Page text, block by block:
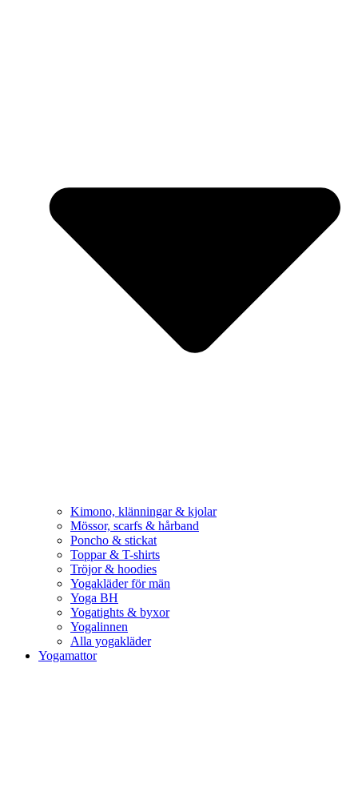
Kimono, klänningar & kjolar
Mössor, scarfs & hårband
Poncho & stickat
Toppar & T-shirts
Tröjor & hoodies
Yogakläder för män
Yoga BH
Yogatights & byxor
Yogalinnen
Alla yogakläder
Yogamattor